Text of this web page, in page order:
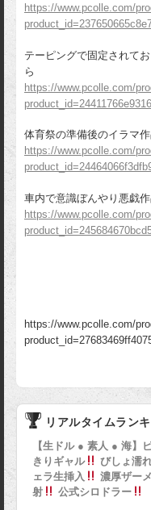
https://www.pcolle.com/
テーピングで固定されて
ら
https://www.pcolle.com/
体育祭の準備後のイラマ
https://www.pcolle.com/
車内で意識ぼんやり悪戯
https://www.pcolle.com/
https://www.pcolle.com/
リアルタイムラン
【生ドル ● 素人 ● 海】
きりギャル
びしょ濡
ェラ生挿入
濃厚ザー
射
公式シロドラー